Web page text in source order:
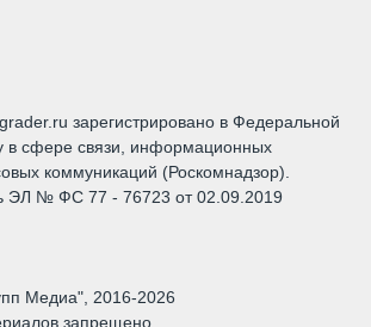
зарегистрировано в Федеральной
в сфере связи, информационных
коммуникаций (Роскомнадзор).
ЭЛ № ФС 77 - 76723 от 02.09.2019
Медиа", 2016-2026
запрещено.